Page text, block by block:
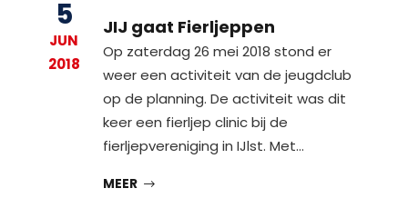
5
JUN
2018
JIJ gaat Fierljeppen
Op zaterdag 26 mei 2018 stond er
weer een activiteit van de jeugdclub
op de planning. De activiteit was dit
keer een fierljep clinic bij de
fierljepvereniging in IJlst. Met…
MEER